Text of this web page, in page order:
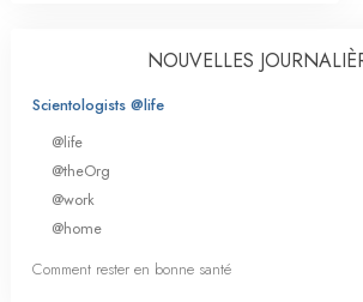
NOUVELLES
Scientologists @life
@life
@theOrg
@work
@home
Comment rester en bonne santé